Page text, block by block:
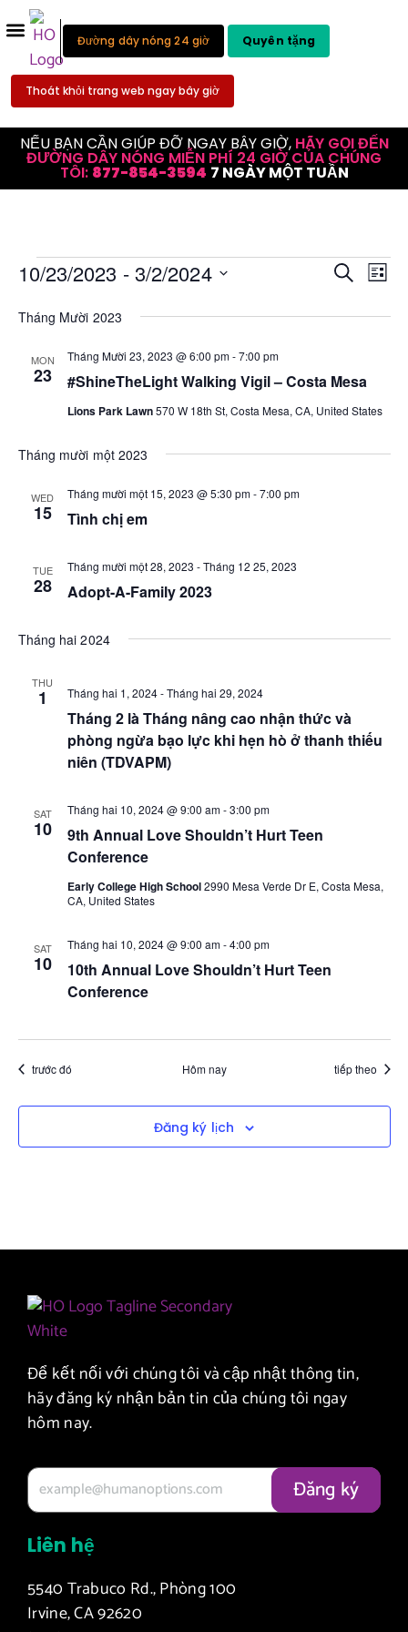
Đường dây nóng 24 giờ Quyên tặng
Thoát khỏi trang web ngay bây giờ
NẾU BẠN CẦN GIÚP ĐỠ NGAY BÂY GIỜ, HÃY GỌI ĐẾN
ĐƯỜNG DÂY NÓNG MIỄN PHÍ 24 GIỜ CỦA CHÚNG
TÔI: 877-854-3594 7 NGÀY MỘT TUẦN
Tìm
kiếm
kiện
và
Tìm kiếm
sự
10/23/2023 - 3/2/2024
ngày.
Tháng Mười 2023
MON
23 #ShineTheLight Walking Vigil – Costa Mesa
Tháng Mười 23, 2023 @ 6:00 pm-7:00 pm
Lions Park Lawn570 W 18th St, Costa Mesa, CA, United States
Tháng mười một 2023
WED
15 Tình chị em
Tháng mười một 15, 2023 @ 5:30 pm-7:00 pm
TUE
28 Adopt-A-Family 2023
Tháng mười một 28, 2023 -Tháng 12 25, 2023
Tháng hai 2024
THU
1
Tháng 2 là Tháng nâng cao nhận thức và
phòng ngừa bạo lực khi hẹn hò ở thanh thiếu
niên (TDVAPM)
Tháng hai 1, 2024-Tháng hai 29, 2024
SAT
10
9th Annual Love Shouldn’t Hurt Teen
Conference
Tháng hai 10, 2024 @ 9:00 am-3:00 pm
Early College High School2990 Mesa Verde Dr E, Costa Mesa,
CA, United States
SAT
10
10th Annual Love Shouldn’t Hurt Teen
Conference
Tháng hai 10, 2024 @ 9:00 am-4:00 pm
Sự kiện
trước đó Hôm nay Sự kiện
tiếp theo
Đăng ký lịch
Để kết nối với chúng tôi và cập nhật thông tin,
hãy đăng ký nhận bản tin của chúng tôi ngay
hôm nay.
Liên hệ
5540 Trabuco Rd., Phòng 100
Irvine, CA 92620